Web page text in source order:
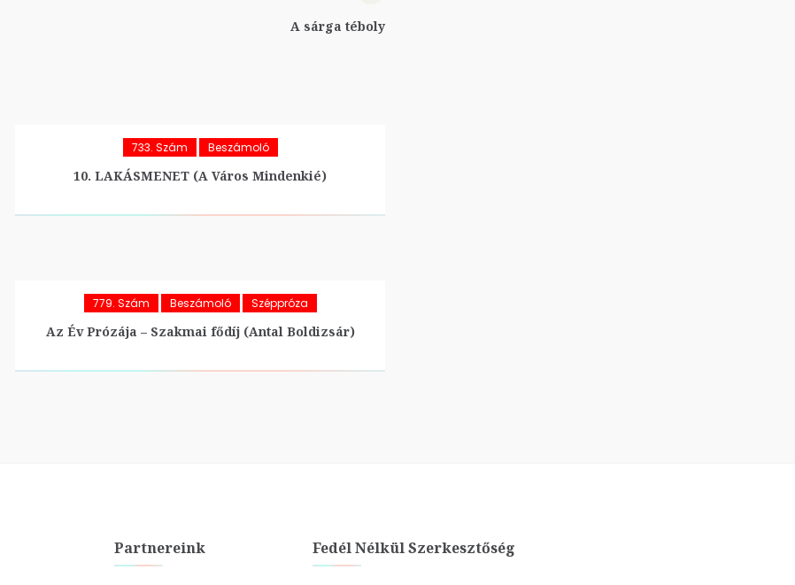
A sárga téboly
733. Szám Beszámoló
10. LAKÁSMENET (A Város Mindenkié)
779. Szám Beszámoló Széppróza
Az Év Prózája – Szakmai fődíj (Antal Boldizsár)
Partnereink Fedél Nélkül Szerkesztőség